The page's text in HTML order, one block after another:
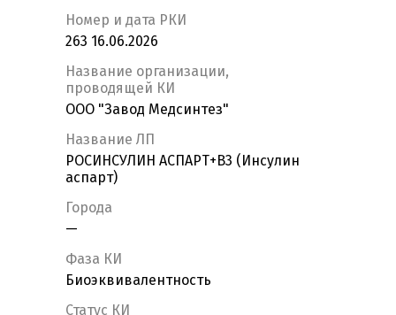
Номер и дата РКИ
263 16.06.2026
Название организации,
проводящей КИ
ООО "Завод Медсинтез"
Название ЛП
РОСИНСУЛИН АСПАРТ+B3 (Инсулин
аспарт)
Города
—
Фаза КИ
Биоэквивалентность
Статус КИ